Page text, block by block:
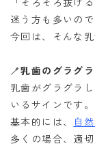
迷う方も多いの
今回は、そんな
🪥乳歯のグラグ
乳歯がグラグラ
いるサインです。
基本的には、
自
多くの場合、適